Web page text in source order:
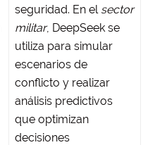
seguridad. En el sector
militar, DeepSeek se
utiliza para simular
escenarios de
conflicto y realizar
análisis predictivos
que optimizan
decisiones